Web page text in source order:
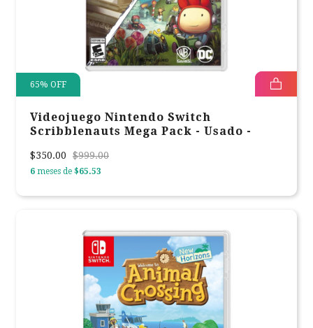
65% OFF
Videojuego Nintendo Switch
Scribblenauts Mega Pack - Usado -
$350.00 $999.00
6 meses de $65.53